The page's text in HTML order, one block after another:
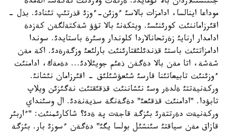
موداعا اينالسا، ادامزات بالاسئ ءوزئن-ءوزئ قذرتئپ تئنادئ. بذل -
اقئرزاماننئث كورئنئسئ. ويتكةنئ بالا تؤؤ شةكتةلگةن كةزدة
ادامدار ارنايئ زةرتحانالاردا كلوندار وسئرة باستايدئ. سوندا
ادامزاتتئث باستئ قذندئلئقتارئنئث بارلئعئ وزگةرةدئ. اكة مةن
شةشة، اتا مةن بالا دةگةن ذعئم جويئلادئ... دةمةك، ادامنئث
ءوزئنئث تابيعاتئنا قارسئ شئعؤشئلئق - اقئرزامان نئشانئ.
وركةنيةتتئ ةلدةر وسئ نئشاننئث قذقئقتئث نةگئزئن ويلاپ
تابؤدا. "ادامنئث قذقئعئ" دةگةنگة سذيةنةدئ. ال وسئنداي
وركةنيةت دةرتتةرئ بئزگة قاجةت پة ةدئ؟ شاكارئمنئث: "ءاربئر
قازاق مةن سياقتئ سئنشئل بولسا يگئ" دةگةن ءسوزئ بار. بئزگة